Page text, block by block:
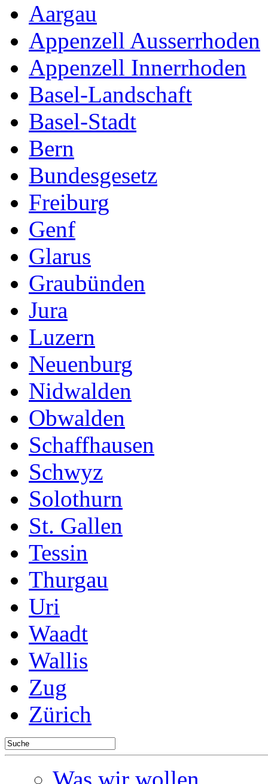
Aargau
Appenzell Ausserrhoden
Appenzell Innerrhoden
Basel-Landschaft
Basel-Stadt
Bern
Bundesgesetz
Freiburg
Genf
Glarus
Graubünden
Jura
Luzern
Neuenburg
Nidwalden
Obwalden
Schaffhausen
Schwyz
Solothurn
St. Gallen
Tessin
Thurgau
Uri
Waadt
Wallis
Zug
Zürich